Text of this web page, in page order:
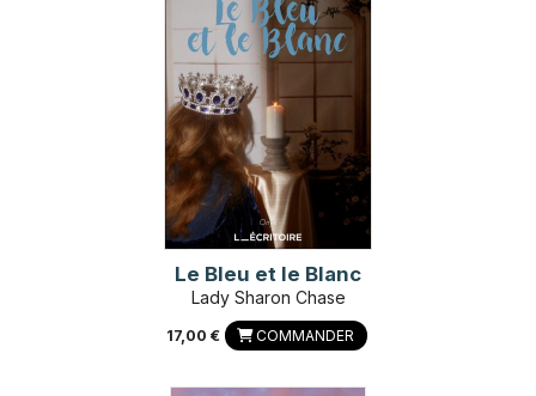
Le Bleu et le Blanc
Lady Sharon Chase
17,00 € COMMANDER